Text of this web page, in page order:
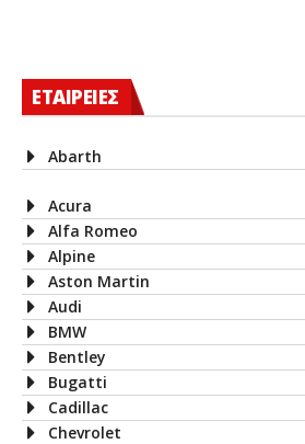
ΕΤΑΙΡΕΙΕΣ
Abarth
Acura
Alfa Romeo
Alpine
Aston Martin
Audi
BMW
Bentley
Bugatti
Cadillac
Chevrolet